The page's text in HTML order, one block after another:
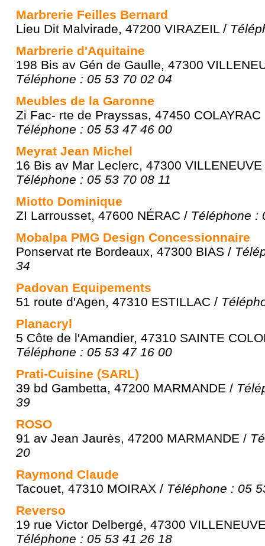
Marbrerie Feilles Bernard
Lieu Dit Malvirade, 47200 VIRAZEIL /
Marbrerie d'Aquitaine
198 Bis av Gén de Gaulle, 47300
Téléphone : 05 53 70 02 04
Meubles de la Garonne
Zi Fac- rte de Prayssas, 47450 COLAYRAC
Téléphone : 05 53 47 46 00
Meyrat Jean Michel
16 Bis av Mar Leclerc, 47300
Téléphone : 05 53 70 08 11
Miotto Dominique
ZI Larrousset, 47600 NÉRAC / Téléphone :
Mobalpa PMG Design Concessionnaire
Ponservat rte Bordeaux, 47300 BIAS /
34
Padovan Equipements
51 route d'Agen, 47310 ESTILLAC /
Planacryl
5 Côte de l'Amandier, 47310 SAINTE
Téléphone : 05 53 47 16 00
Prati-Cuisine (SARL)
39 bd Gambetta, 47200 MARMANDE /
39
ROSO
91 av Jean Jaurès, 47200 MARMANDE /
20
Raymond Claude
Tacouet, 47310 MOIRAX / Téléphone : 05
Reverso
19 rue Victor Delbergé, 47300
Téléphone : 05 53 41 26 18